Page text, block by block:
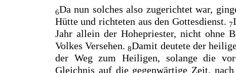
6Da nun solches also zugerichtet war,
Hütte und richteten aus den Gottesdienst. 7
Jahr allein der Hohepriester, nicht ohne
Volkes Versehen. 8Damit deutete der
der Wegzum Heiligen, solange die
Gleichnis auf die gegenwärtige Zeit,